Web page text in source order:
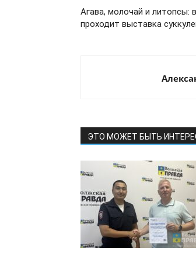
Агава, молочай и литопсы:
проходит выставка
ЭТО МОЖЕТ БЫТЬ